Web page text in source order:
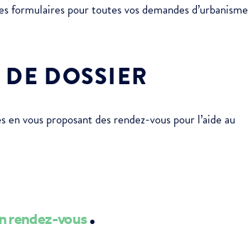
formulaires pour toutes vos demandes d’urbanisme
DOSSIER
vous proposant des rendez-vous pour l’aide au